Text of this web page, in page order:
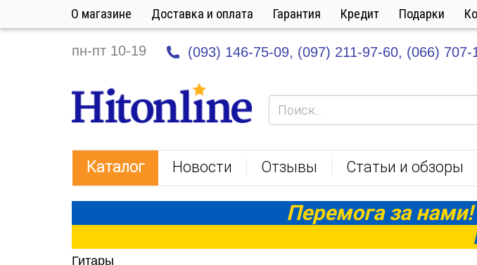
О магазине Доставка и оплата Гарантия Кредит Подарки
пн-пт 10-19 (093) 146-75-09, (097) 211-97-60, (066) 707-
HitOnline
Каталог Новости Отзывы Статьи и обзоры
Перемога за нами!
Гитары